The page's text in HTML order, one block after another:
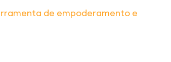
de empoderamento e